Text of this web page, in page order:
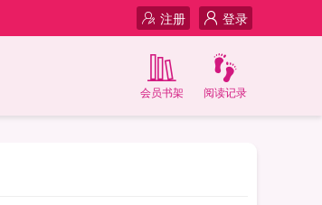
登录
注册
阅读记录
会员书架